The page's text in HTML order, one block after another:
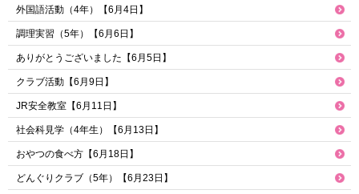
外国語活動（4年）【6月4日】
調理実習（5年）【6月6日】
ありがとうございました【6月5日】
クラブ活動【6月9日】
JR安全教室【6月11日】
社会科見学（4年生）【6月13日】
おやつの食べ方【6月18日】
どんぐりクラブ（5年）【6月23日】